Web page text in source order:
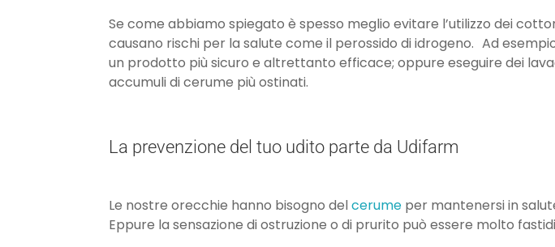
Se come abbiamo spiegato è spesso meglio evitare l’utilizzo dei
causano rischi per la salute come il perossido di idrogeno. Ad
un prodotto più sicuro e altrettanto efficace; oppure eseguire dei
accumuli di cerume più ostinati.
La prevenzione del tuo udito parte da Udifarm
Le nostre orecchie hanno bisogno delcerume per mantenersi in
Eppure la sensazione di ostruzione o di prurito può essere molto